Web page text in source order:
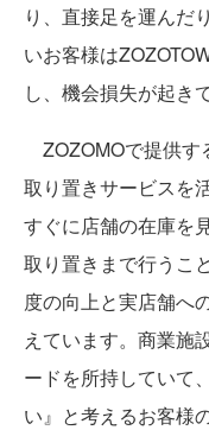
り、直接足を運んだ
いお客様は
し、機会損失が起き
ZOZOMOで提供す
取り置きサービスを
すぐに店舗の在庫を
取り置きまで行うこ
度の向上と実店舗へ
えています。商業施
ードを所持していて
い』と考えるお客様